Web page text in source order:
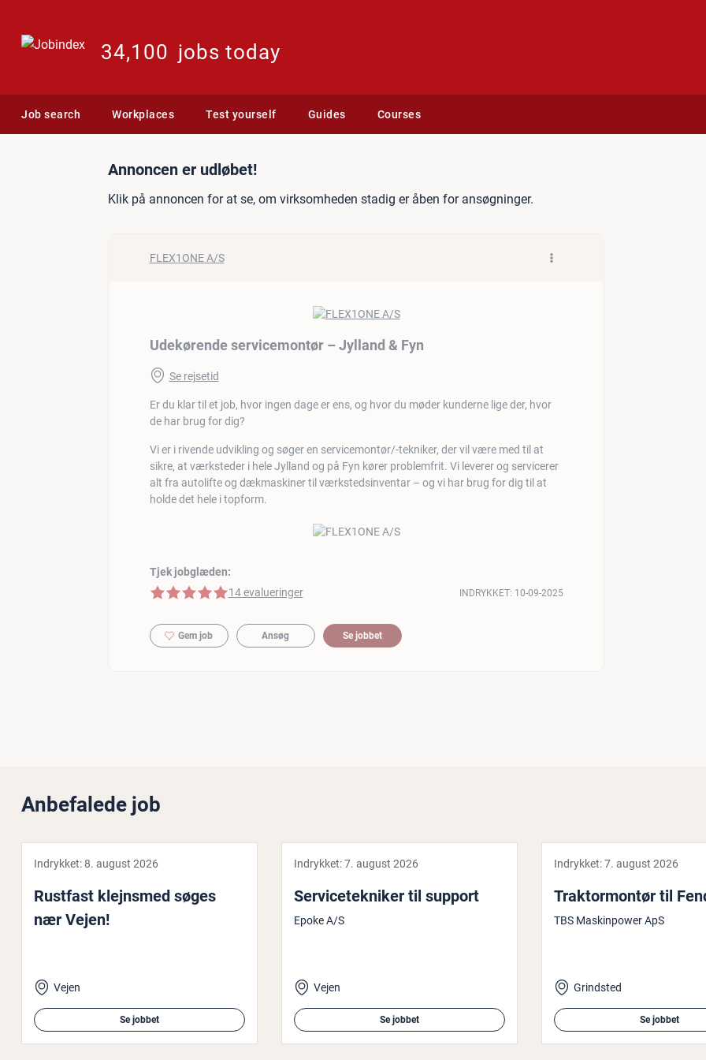
34,100 jobs today
Job search Workplaces Test yourself Guides Courses
Jobannonce: Udekørende servicemontør – Jylland &
Annoncen er udløbet!
Klik på annoncen for at se, om virksomheden stadig er åben for ansøgninger.
FLEX1ONE A/S
Udekørende servicemontør – Jylland & Fyn
Se rejsetid
Er du klar til et job, hvor ingen dage er ens, og hvor du møder kunderne lige der, hvor
de har brug for dig?
Vi er i rivende udvikling og søger en servicemontør/-tekniker, der vil være med til at
sikre, at værksteder i hele Jylland og på Fyn kører problemfrit. Vi leverer og servicerer
alt fra autolifte og dækmaskiner til værkstedsinventar – og vi har brug for dig til at
holde det hele i topform.
Tjek jobglæden:
5 af 5 stjerner
14 evalueringer INDRYKKET: 10-09-2025
Gem job Ansøg Se jobbet
Anbefalede job
Indrykket:8. august 2026
Rustfast klejnsmed søges
nær Vejen!
Vejen
Se jobbet
Indrykket:7. august 2026
Ser­vi­ce­tek­ni­ker til support
Epoke A/S
Vejen
Se jobbet
Indrykket:7. august 2026
Trak­tormontør til
TBS Maskinpower ApS
Grindsted
Se jobbet